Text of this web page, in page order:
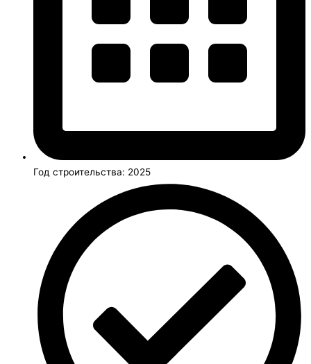
Год строительства: 2025